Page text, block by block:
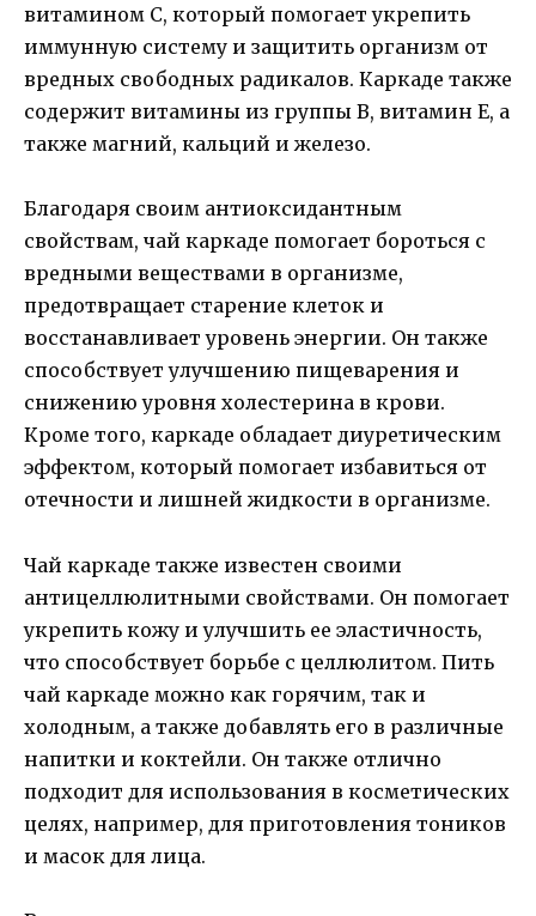
витамином С, который помогает укрепить
иммунную систему и защитить организм от
вредных свободных радикалов. Каркаде также
содержит витамины из группы В, витамин Е, а
также магний, кальций и железо.
Благодаря своим антиоксидантным
свойствам, чай каркаде помогает бороться с
вредными веществами в организме,
предотвращает старение клеток и
восстанавливает уровень энергии. Он также
способствует улучшению пищеварения и
снижению уровня холестерина в крови.
Кроме того, каркаде обладает диуретическим
эффектом, который помогает избавиться от
отечности и лишней жидкости в организме.
Чай каркаде также известен своими
антицеллюлитными свойствами. Он помогает
укрепить кожу и улучшить ее эластичность,
что способствует борьбе с целлюлитом. Пить
чай каркаде можно как горячим, так и
холодным, а также добавлять его в различные
напитки и коктейли. Он также отлично
подходит для использования в косметических
целях, например, для приготовления тоников
и масок для лица.